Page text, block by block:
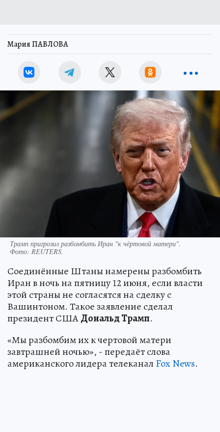
Мария ПАВЛОВА
Трамп пригрозил разбомбить Иран "к чёртовой матери".
Фото: REUTERS.
Соединённые Штаны намерены разбомбить
Иран в ночь на пятницу 12 июня, если власти
этой страны не согласятся на сделку с
Вашинтоном. Такое заявление сделал
президент СШАДональд Трамп.
«Мы разбомбим их к чертовой матери
завтрашней ночью», - передаёт слова
американского лидера телеканал Fox News.